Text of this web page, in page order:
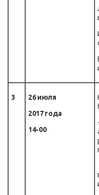
3
26 июля
2017 года
14-00